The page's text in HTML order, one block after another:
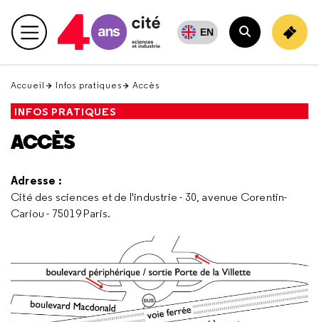
en
haut Menu principal EN
Rechercher
Accueil Infos pratiques Accès
INFOS PRATIQUES
ACCÈS
Adresse :
Cité des sciences et de l'industrie - 30, avenue Corentin-
Cariou - 75019 Paris.